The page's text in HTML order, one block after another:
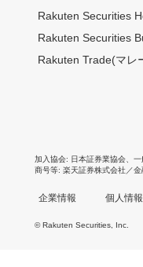
Rakuten Securities
Rakuten Securities
Rakuten Trade(マレ
加入協会 日本証券業協会 一
商号等 楽天証券株式会社／
企業情報 個人情
© Rakuten Securities, Inc.